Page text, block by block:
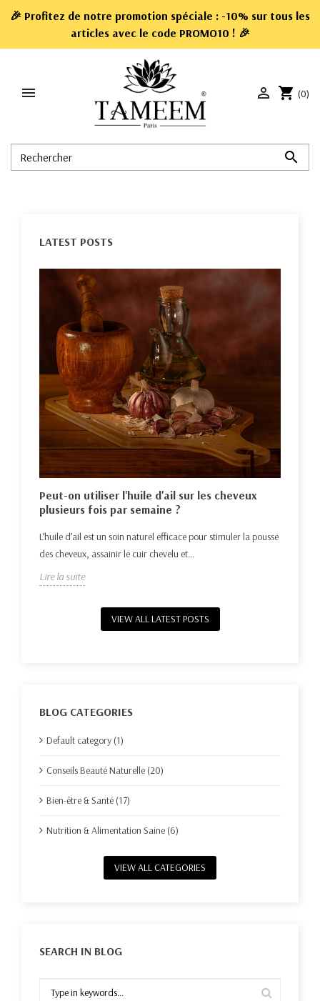
🎉 Profitez de notre promotion spéciale : -10% sur tous les
articles avec le code PROMO10 ! 🎉


 shopping_cart (0)
LATEST POSTS
Peut-on utiliser l'huile d'ail sur les cheveux
plusieurs fois par semaine ?
L’huile d’ail est un soin naturel efficace pour stimuler la pousse
des cheveux, assainir le cuir chevelu et...
Lire la suite
VIEW ALL LATEST POSTS
BLOG CATEGORIES
Default category (1)
Conseils Beauté Naturelle (20)
Bien-être & Santé (17)
Nutrition & Alimentation Saine (6)
VIEW ALL CATEGORIES
SEARCH IN BLOG